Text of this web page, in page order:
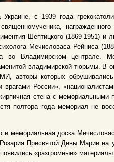
с 1939 года
Шептицкого (1869-1951) и
Мечисловаса Рейниса
во Владимирском централе.
владимирской тюрьмы. В
авторы которых
России»,
стена с мемориальными
полтора года мемориал не
и мемориальная доска
Пресвятой Девы Марии на
«разгромные»